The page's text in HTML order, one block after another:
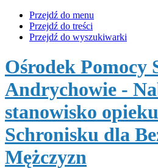
Przejdź do menu
Przejdź do treści
Przejdź do wyszukiwarki
Ośrodek Pomocy
Andrychowie -
stanowisko
Schronisku dla
Mężczyzn